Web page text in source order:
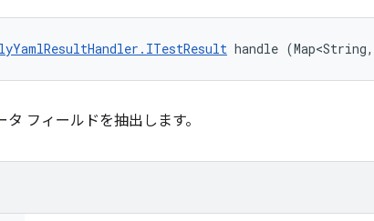
handle
フィールドを抽出します。